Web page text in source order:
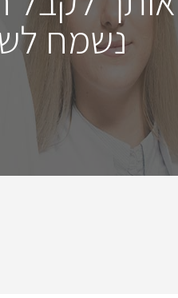
נשמח